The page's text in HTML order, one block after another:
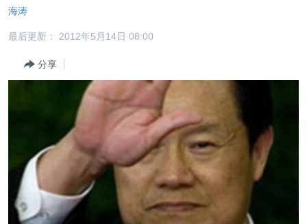
转
内
转
台湾
港澳
国际
欧洲
非洲
美洲
经济·金融·贸易
人权·法律·宗教
科教·文娱·体健
军事
劳工
热点专题
白宫要闻
国会报道
美中关系
VOA视频
VOA今日焦点
中文广播
海涛
最后更新： 2012年5月14日 08:00
分享